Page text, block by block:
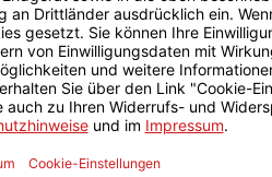
Bezugsberechtigt